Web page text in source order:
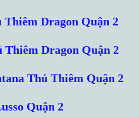
Thiêm Dragon Quận 2
Thiêm Dragon Quận 2
Thủ Thiêm Quận 2
Quận 2